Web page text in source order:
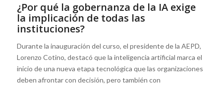
¿Por qué la gobernanza de la IA exige
la implicación de todas las
instituciones?
Durante la inauguración del curso, el presidente de la AEPD,
Lorenzo Cotino, destacó que la inteligencia artificial marca el
inicio de una nueva etapa tecnológica que las organizaciones
deben afrontar con decisión, pero también con